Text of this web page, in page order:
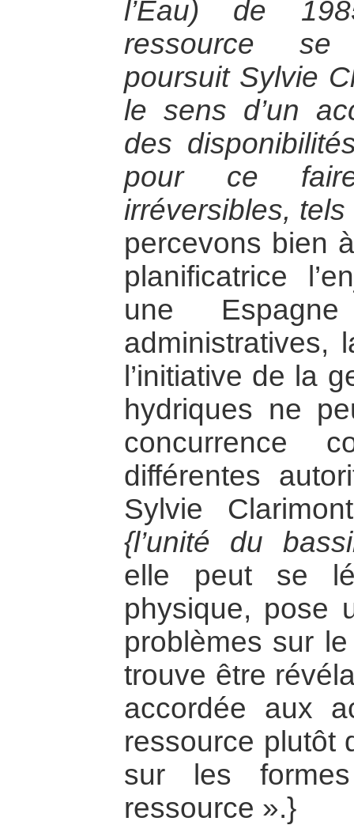
l’Eau) de
ressource se
poursuit Sylvie
le sens d’un
des
pour ce
irréversibles,
percevons bien
planificatrice
une
administratives,
l’initiative de la
hydriques ne
concurrence
différentes
Sylvie
{l’unité du
elle peut se
physique, pose
problèmes sur
trouve être
accordée aux
ressource plutôt
sur les
ressource ».}